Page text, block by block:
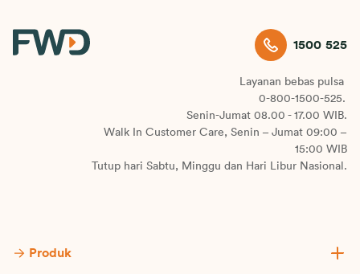
1500 525
Layanan bebas pulsa
0-800-1500-525.
Senin-Jumat 08.00 - 17.00 WIB.
Walk In Customer Care, Senin – Jumat 09:00 –
15:00 WIB
Tutup hari Sabtu, Minggu dan Hari Libur Nasional.
Produk